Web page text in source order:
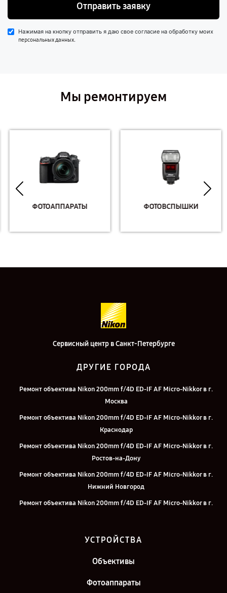
Отправить заявку
Нажимая на кнопку отправить я даю свое согласие на обработку моих
персональных данных.
Мы ремонтируем
ФОТОАППАРАТЫ ФОТОВСПЫШКИ
Сервисный центр в Санкт-Петербурге
ДРУГИЕ ГОРОДА
Ремонт объектива Nikon 200mm f/4D ED-IF AF Micro-Nikkor в г.
Москва
Ремонт объектива Nikon 200mm f/4D ED-IF AF Micro-Nikkor в г.
Краснодар
Ремонт объектива Nikon 200mm f/4D ED-IF AF Micro-Nikkor в г.
Ростов-на-Дону
Ремонт объектива Nikon 200mm f/4D ED-IF AF Micro-Nikkor в г.
Нижний Новгород
Ремонт объектива Nikon 200mm f/4D ED-IF AF Micro-Nikkor в г.
Челябинск
Ремонт объектива Nikon 200mm f/4D ED-IF AF Micro-Nikkor в г.
Ремонт объектива Nikon 200mm f/4D ED-IF AF Micro-Nikkor в г.
УСТРОЙСТВА
Объективы
Фотоаппараты